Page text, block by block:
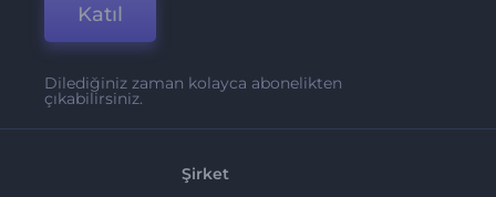
Katıl
Dilediğiniz zaman kolayca abonelikten
çıkabilirsiniz.
Şirket